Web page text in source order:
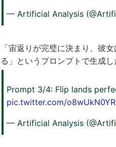
— Artificial Analysis
「宙返りが完璧に決まり、彼
る」というプロンプトで生成し
Prompt 3/4: Flip lands
pic.twitter.com/
— Artificial Analysis